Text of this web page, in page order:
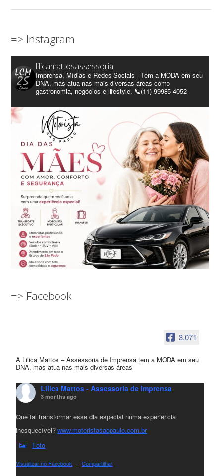
=> Instagram
lilicamattosassessoria
Imprensa, Mídias e Redes Sociais - Tem a MODA em seu
DNA, mas atua nas mais diversas áreas como
gastronomia, negócios e lifestyle. 📞(11) 99985-4052
=> Facebook
3,071
A Lilica Mattos – Assessoria de Imprensa tem a MODA em seu
DNA, mas atua nas mais diversas áreas
Lilica Mattos - Assessoria de Imprensa
3 months ago
Que tal transformar esse dia especial numa experiência
inesquecível?www.motoristasaopaulo.com.br
Foto
Visualizar no Facebook · Compartilhar